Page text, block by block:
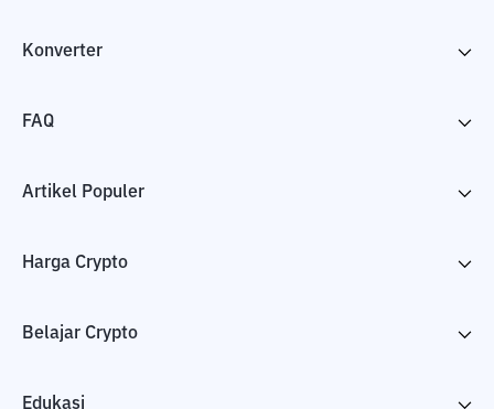
Konverter
FAQ
Artikel Populer
Harga Crypto
Belajar Crypto
Edukasi